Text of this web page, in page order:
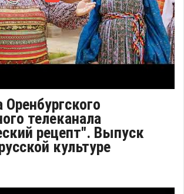
телеканала
рецепт". Выпуск
культуре